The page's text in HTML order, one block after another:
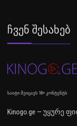
Ჩვენ Შესახებ
საიტი შეიცავს 18+ კონტენტს
Kinogo.ge — უყურე